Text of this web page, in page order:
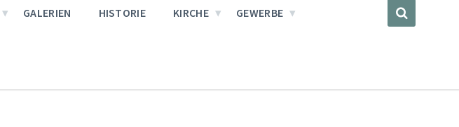
GALERIEN HISTORIE KIRCHE GEWERBE